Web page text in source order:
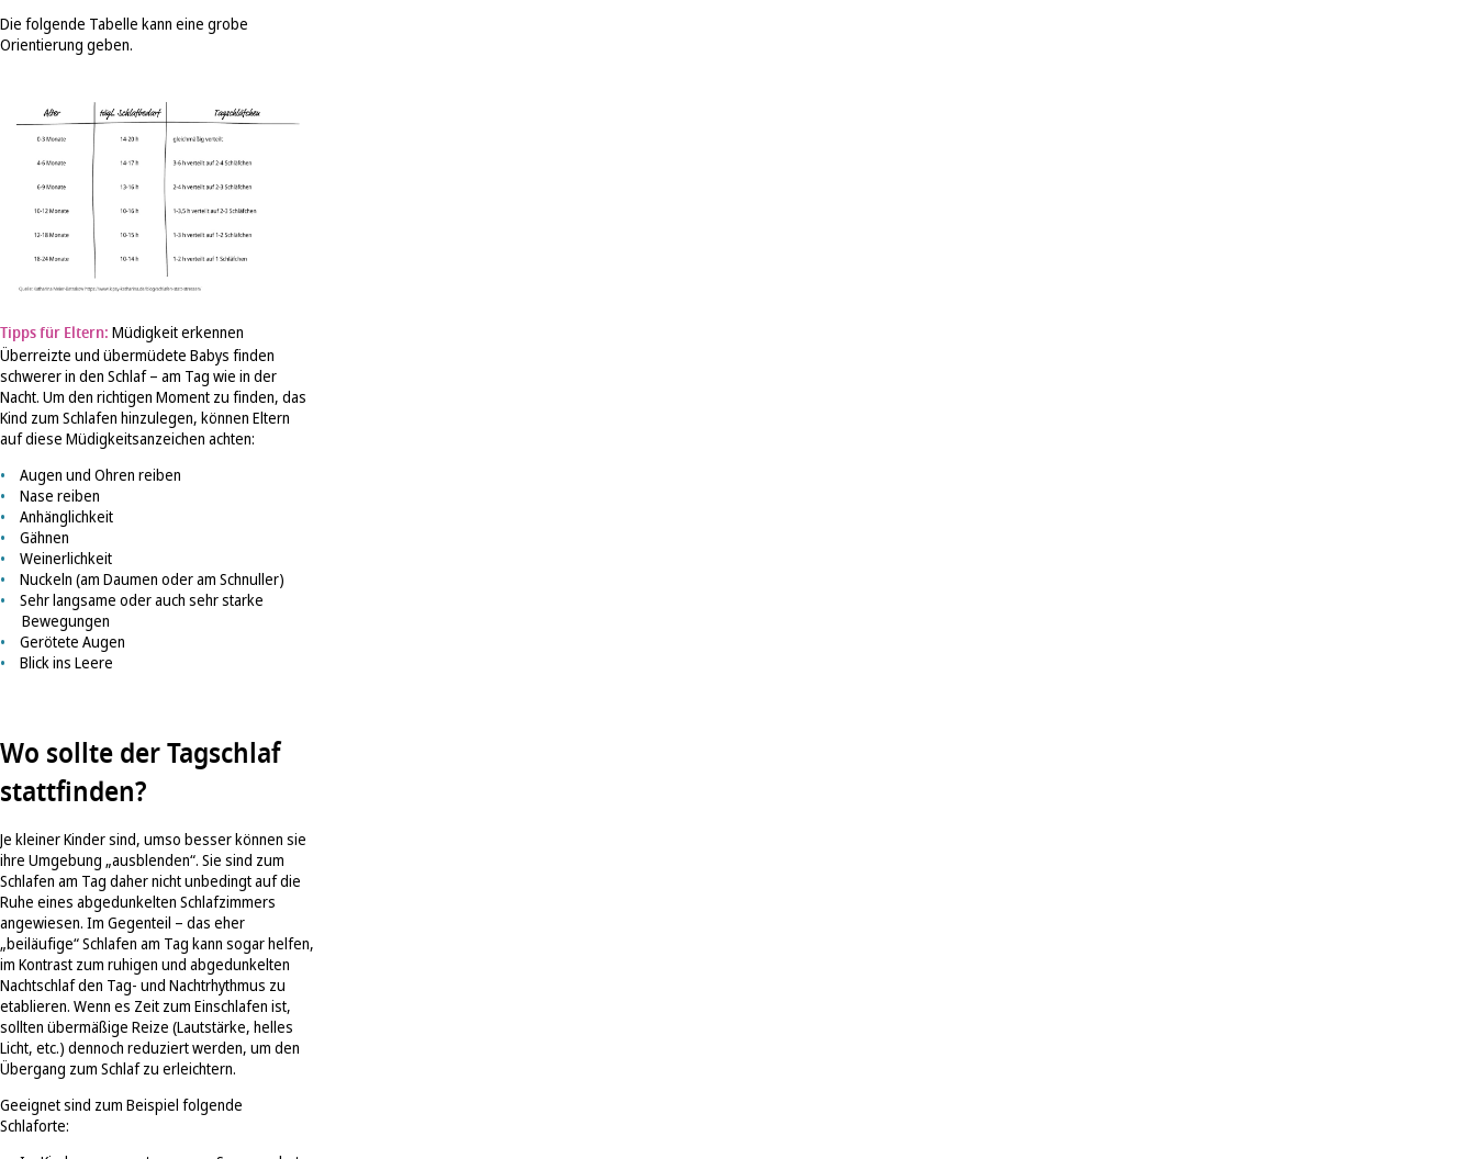
Die folgende Tabelle kann eine grobe
Orientierung geben.
Tipps für Eltern: Müdigkeit erkennen
Überreizte und übermüdete Babys finden
schwerer in den Schlaf – am Tag wie in der
Nacht. Um den richtigen Moment zu finden, das
Kind zum Schlafen hinzulegen, können Eltern
auf diese Müdigkeitsanzeichen achten:
Augen und Ohren reiben
Nase reiben
Anhänglichkeit
Gähnen
Weinerlichkeit
Nuckeln (am Daumen oder am Schnuller)
Sehr langsame oder auch sehr starke
Bewegungen
Gerötete Augen
Blick ins Leere
Wo sollte der Tagschlaf
stattfinden?
Je kleiner Kinder sind, umso besser können sie
ihre Umgebung „ausblenden“. Sie sind zum
Schlafen am Tag daher nicht unbedingt auf die
Ruhe eines abgedunkelten Schlafzimmers
angewiesen. Im Gegenteil – das eher
„beiläufige“ Schlafen am Tag kann sogar helfen,
im Kontrast zum ruhigen und abgedunkelten
Nachtschlaf den Tag- und Nachtrhythmus zu
etablieren. Wenn es Zeit zum Einschlafen ist,
sollten übermäßige Reize (Lautstärke, helles
Licht, etc.) dennoch reduziert werden, um den
Übergang zum Schlaf zu erleichtern.
Geeignet sind zum Beispiel folgende
Schlaforte: